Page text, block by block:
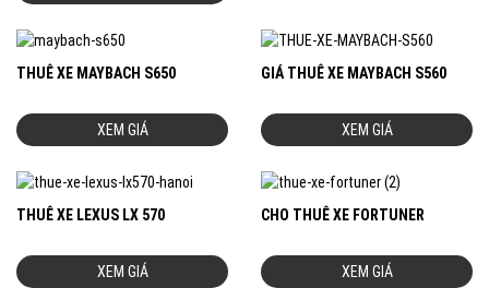
THUÊ XE MAYBACH S650
XEM GIÁ
GIÁ THUÊ XE MAYBACH S560
XEM GIÁ
THUÊ XE LEXUS LX 570
XEM GIÁ
CHO THUÊ XE FORTUNER
XEM GIÁ